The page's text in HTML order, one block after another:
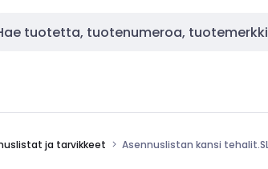
ja tarvikkeet Asennuslistan kansi tehalit.SL